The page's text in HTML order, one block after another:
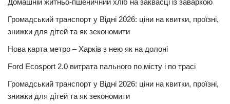
Домашній житньо-пшеничний хліб на заквасці із заваркою
Громадський транспорт у Відні 2026: ціни на квитки, проїзні,
знижки для дітей та як зекономити
Нова карта метро – Харків з нею як на долоні
Ford Ecosport 2.0 витрата пального по місту і по трасі
Громадський транспорт у Відні 2026: ціни на квитки, проїзні,
знижки для дітей та як зекономити